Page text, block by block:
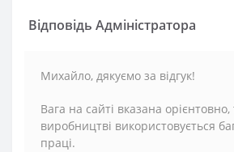
Відповідь Адміністратора
Михайло, дякуємо за відгук!
Вага на сайті вказана орієнтовно,
виробництві використовується
праці.